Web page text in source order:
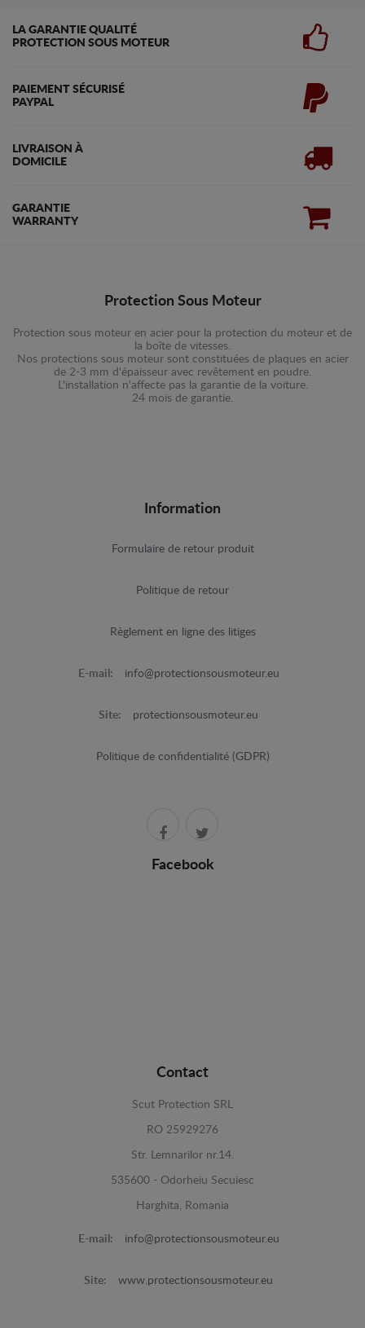
LA GARANTIE QUALITÉ
PROTECTION SOUS MOTEUR
PAIEMENT SÉCURISÉ
PAYPAL
LIVRAISON À
DOMICILE
GARANTIE
WARRANTY
Protection Sous Moteur
Protection sous moteur en acier pour la protection du moteur et de
la boîte de vitesses.
Nos protections sous moteur sont constituées de plaques en acier
de 2-3 mm d'épaisseur avec revêtement en poudre.
L'installation n'affecte pas la garantie de la voiture.
24 mois de garantie.
Information
Formulaire de retour produit
Politique de retour
Règlement en ligne des litiges
E-mail: info@protectionsousmoteur.eu
Site: protectionsousmoteur.eu
Politique de confidentialité (GDPR)
Facebook
Contact
Scut Protection SRL
RO 25929276
Str. Lemnarilor nr.14.
535600 - Odorheiu Secuiesc
Harghita, Romania
E-mail: info@protectionsousmoteur.eu
Site: www.protectionsousmoteur.eu